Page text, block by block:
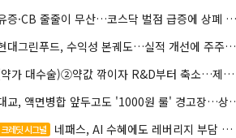
유증·CB 줄줄이 무산…코스닥 벌점 급증에 상폐 압박
현대그린푸드, 수익성 본궤도…실적 개선에 주주환원까지
(약가 대수술)②약값 깎이자 R&D부터 축소…제약업계 비상경영 돌입
대교, 액면병합 앞두고
크레딧 시그널 네패스, AI 수혜에도 레버리지 부담 여전